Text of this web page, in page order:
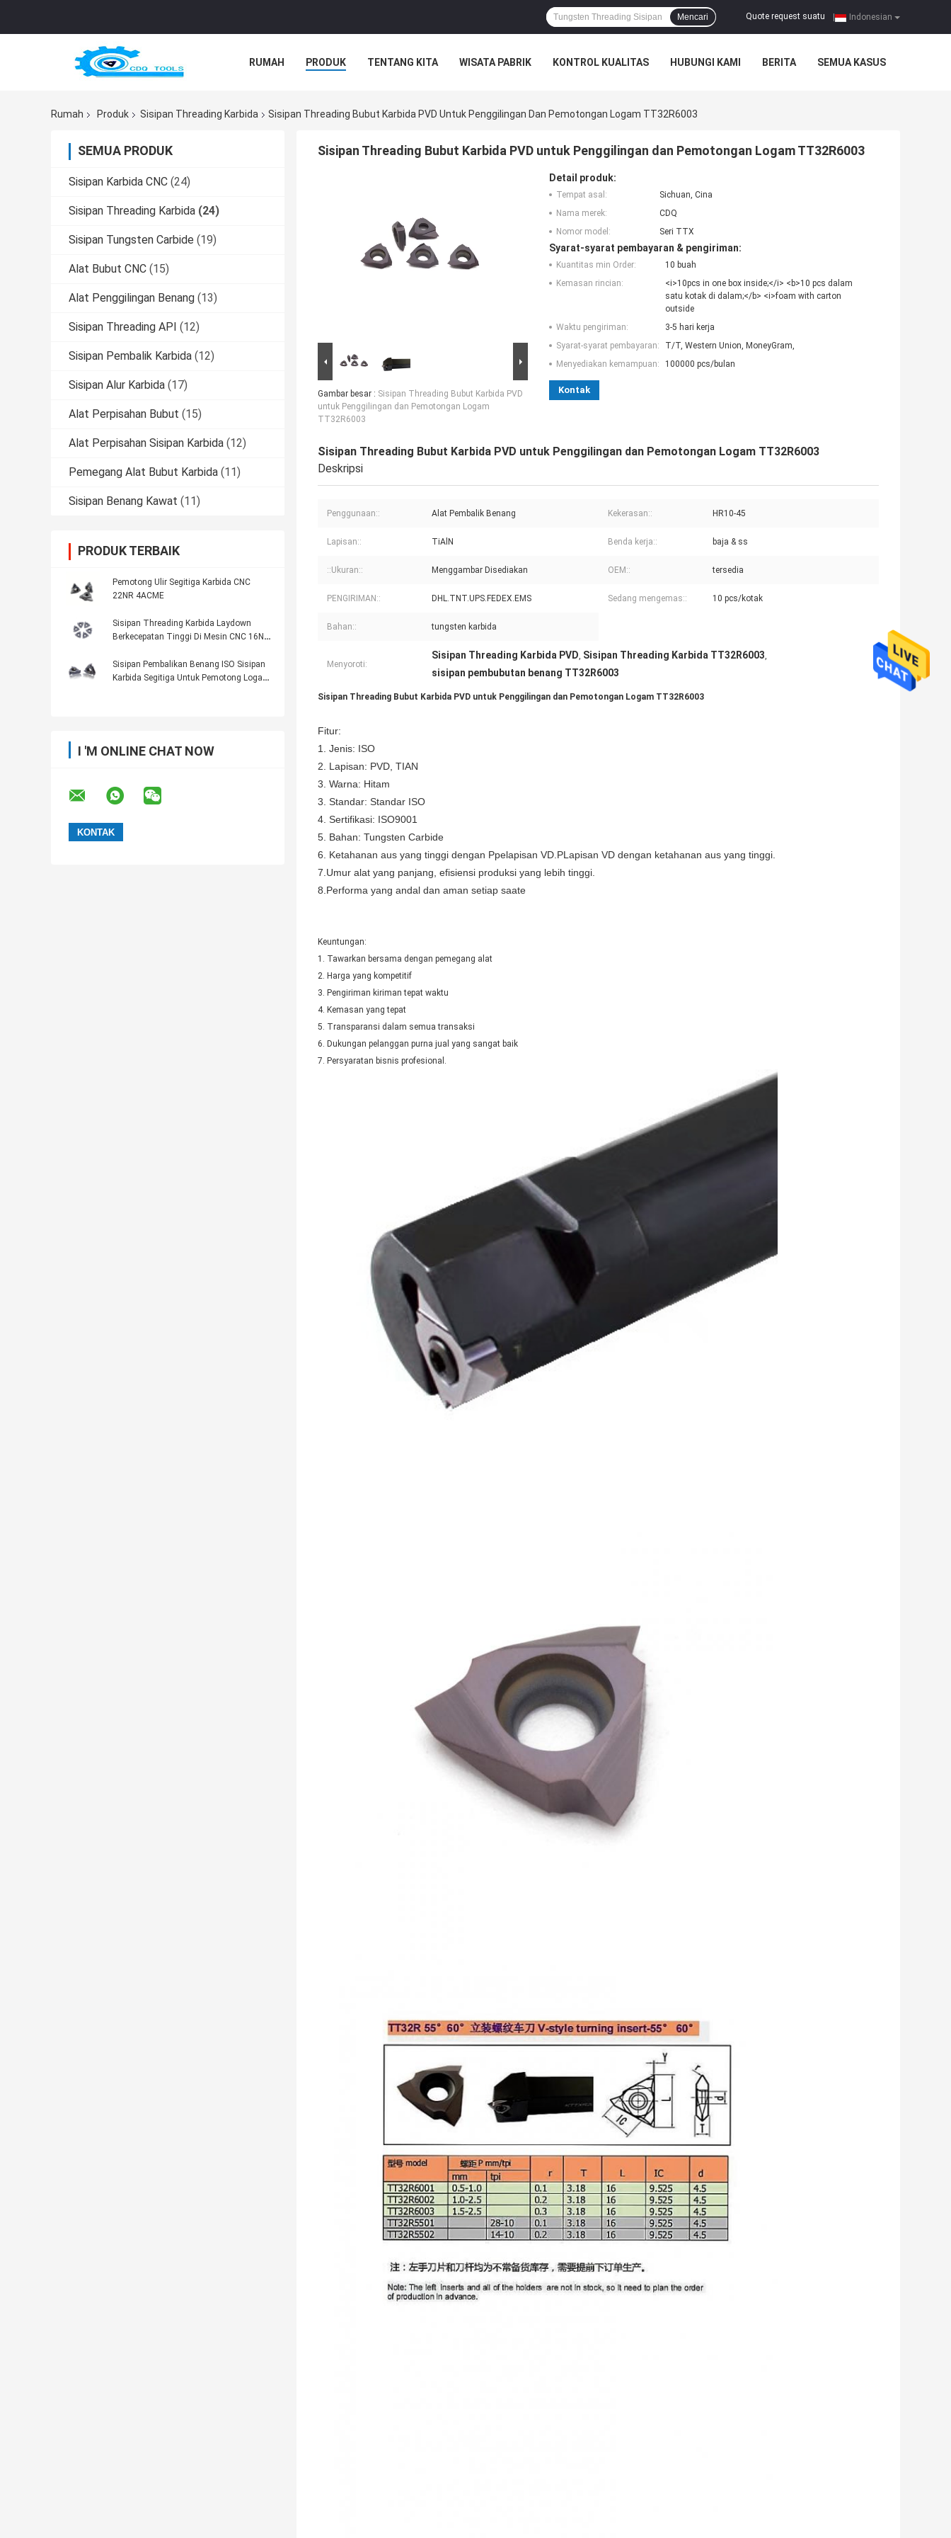
Indonesian
Quote request suatu
Mencari
RUMAH PRODUK TENTANG KITA WISATA PABRIK KONTROL KUALITAS HUBUNGI KAMI BERITA SEMUA KASUS
Rumah Produk Sisipan Threading Karbida Sisipan Threading Bubut Karbida PVD Untuk Penggilingan Dan Pemotongan Logam TT32R6003
SEMUA PRODUK
Sisipan Karbida CNC (24)
Sisipan Threading Karbida (24)
Sisipan Tungsten Carbide (19)
Alat Bubut CNC (15)
Alat Penggilingan Benang (13)
Sisipan Threading API (12)
Sisipan Pembalik Karbida (12)
Sisipan Alur Karbida (17)
Alat Perpisahan Bubut (15)
Alat Perpisahan Sisipan Karbida (12)
Pemegang Alat Bubut Karbida (11)
Sisipan Benang Kawat (11)
PRODUK TERBAIK
Pemotong Ulir Segitiga Karbida CNC
22NR 4ACME
Sisipan Threading Karbida Laydown
Berkecepatan Tinggi Di Mesin CNC 16NR
Sisipan Pembalikan Benang ISO Sisipan
Karbida Segitiga Untuk Pemotong Logam
I 'M ONLINE CHAT NOW
Sisipan Threading Bubut Karbida PVD untuk Penggilingan dan Pemotongan Logam TT32R6003
Gambar besar : Sisipan Threading Bubut Karbida PVD
untuk Penggilingan dan Pemotongan Logam
TT32R6003
Detail produk:
Tempat asal:
Sichuan, Cina
Nama merek:
CDQ
Nomor model:
Seri TTX
Syarat-syarat pembayaran & pengiriman:
Kuantitas min Order:
10 buah
Kemasan rincian:
<i>10pcs in one box inside;</i> <b>10 pcs dalam
satu kotak di dalam;</b> <i>foam with carton
outside
Waktu pengiriman:
3-5 hari kerja
Syarat-syarat pembayaran:
T/T, Western Union, MoneyGram,
Menyediakan kemampuan:
100000 pcs/bulan
Kontak
Sisipan Threading Bubut Karbida PVD untuk Penggilingan dan Pemotongan Logam TT32R6003
Deskripsi
Penggunaan:: Alat Pembalik Benang Kekerasan:: HR10-45
Lapisan:: TiAlN Benda kerja:: baja & ss
::Ukuran:: Menggambar Disediakan OEM:: tersedia
PENGIRIMAN:: DHL.TNT.UPS.FEDEX.EMS Sedang mengemas:: 10 pcs/kotak
Bahan:: tungsten karbida
Menyoroti:
Sisipan Threading Karbida PVD, Sisipan Threading Karbida TT32R6003,
sisipan pembubutan benang TT32R6003
Sisipan Threading Bubut Karbida PVD untuk Penggilingan dan Pemotongan Logam TT32R6003
Fitur:
1. Jenis: ISO
2. Lapisan: PVD, TIAN
3. Warna: Hitam
3. Standar: Standar ISO
4. Sertifikasi: ISO9001
5. Bahan: Tungsten Carbide
6. Ketahanan aus yang tinggi dengan Ppelapisan VD.PLapisan VD dengan ketahanan aus yang tinggi.
7.Umur alat yang panjang, efisiensi produksi yang lebih tinggi.
8.Performa yang andal dan aman setiap saate
Keuntungan:
1. Tawarkan bersama dengan pemegang alat
2. Harga yang kompetitif
3. Pengiriman kiriman tepat waktu
4. Kemasan yang tepat
5. Transparansi dalam semua transaksi
6. Dukungan pelanggan purna jual yang sangat baik
7. Persyaratan bisnis profesional.